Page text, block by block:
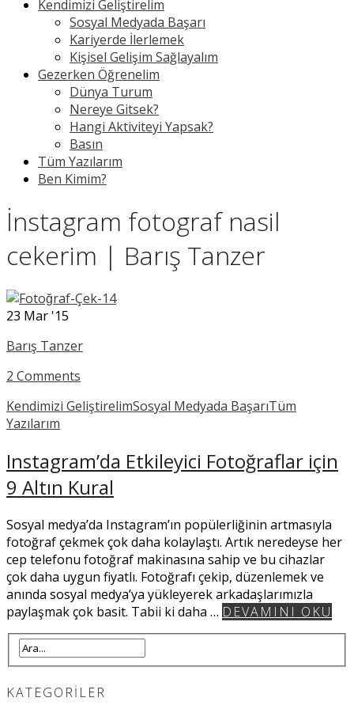
Kendimizi Geliştirelim
Sosyal Medyada Başarı
Kariyerde İlerlemek
Kişisel Gelişim Sağlayalım
Gezerken Öğrenelim
Dünya Turum
Nereye Gitsek?
Hangi Aktiviteyi Yapsak?
Basın
Tüm Yazılarım
Ben Kimim?
İnstagram fotograf nasil
cekerim | Barış Tanzer
23 Mar '15
Barış Tanzer
2 Comments
Kendimizi GeliştirelimSosyal Medyada BaşarıTüm
Yazılarım
Instagram’da Etkileyici Fotoğraflar için
9 Altın Kural
Sosyal medya’da Instagram’ın popülerliğinin artmasıyla
fotoğraf çekmek çok daha kolaylaştı. Artık neredeyse her
cep telefonu fotoğraf makinasına sahip ve bu cihazlar
çok daha uygun fiyatlı. Fotoğrafı çekip, düzenlemek ve
anında sosyal medya’ya yükleyerek arkadaşlarımızla
paylaşmak çok basit. Tabii ki daha … DEVAMINI OKU
KATEGORILER